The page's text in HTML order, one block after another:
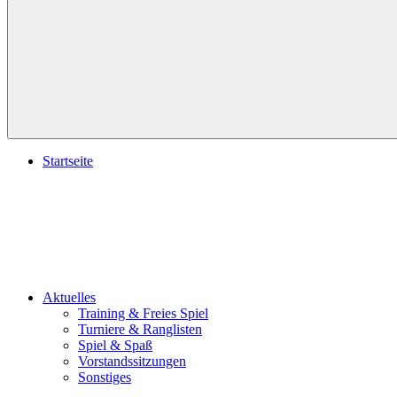
Startseite
Aktuelles
Training & Freies Spiel
Turniere & Ranglisten
Spiel & Spaß
Vorstandssitzungen
Sonstiges